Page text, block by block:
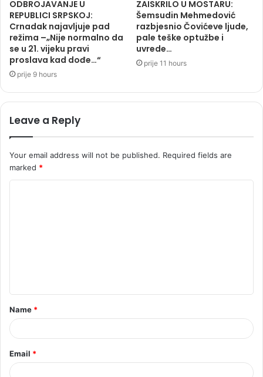
ODBROJAVANJE U
REPUBLICI SRPSKOJ:
Crnadak najavljuje pad
režima –„Nije normalno da
se u 21. vijeku pravi
proslava kad dođe…“
prije 9 hours
ZAISKRILO U MOSTARU:
Šemsudin Mehmedović
razbjesnio Čovićeve ljude,
pale teške optužbe i
uvrede…
prije 11 hours
Leave a Reply
Your email address will not be published. Required fields are
marked *
t
*
Name *
Email *